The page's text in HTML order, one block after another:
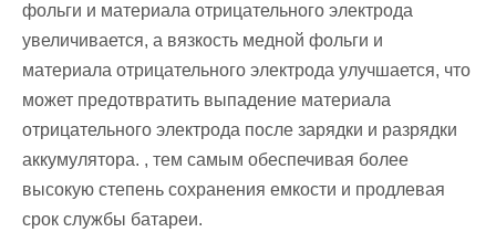
фольги и материала отрицательного электрода
увеличивается, а вязкость медной фольги и
материала отрицательного электрода улучшается, что
может предотвратить выпадение материала
отрицательного электрода после зарядки и разрядки
аккумулятора. , тем самым обеспечивая более
высокую степень сохранения емкости и продлевая
срок службы батареи.